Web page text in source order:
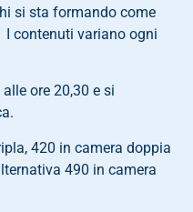
si sta formando come
I contenuti variano ogni
ore 20,30 e si
420 in camera doppia
490 in camera